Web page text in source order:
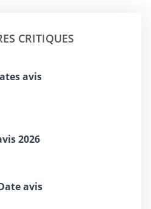
CRITIQUES
avis
2026
avis